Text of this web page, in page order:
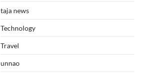
taja news
Technology
Travel
unnao